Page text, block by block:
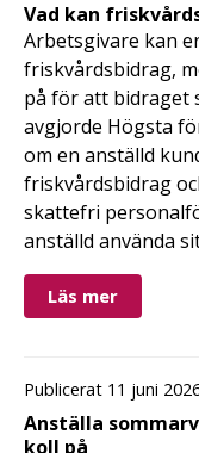
Vad kan
Arbetsgivare kan
friskvårdsbidrag,
på för att bidraget
avgjorde Högsta
om en anställd
friskvårdsbidrag
skattefri
anställd använda
Läs mer
Publicerat 11 juni
Anställa
koll på